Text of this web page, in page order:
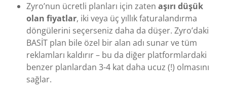
Zyro’nun ücretli planları için zatenaşırı düşük
olan fiyatlar, iki veya üç yıllık faturalandırma
döngülerini seçerseniz daha da düşer. Zyro’daki
BASİT plan bile özel bir alan adı sunar ve tüm
reklamları kaldırır – bu da diğer platformlardaki
benzer planlardan 3-4 kat daha ucuz (!) olmasını
sağlar.